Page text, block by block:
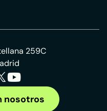
259C
nosotros